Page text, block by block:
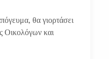
θα γιορτάσει
Οικολόγων και